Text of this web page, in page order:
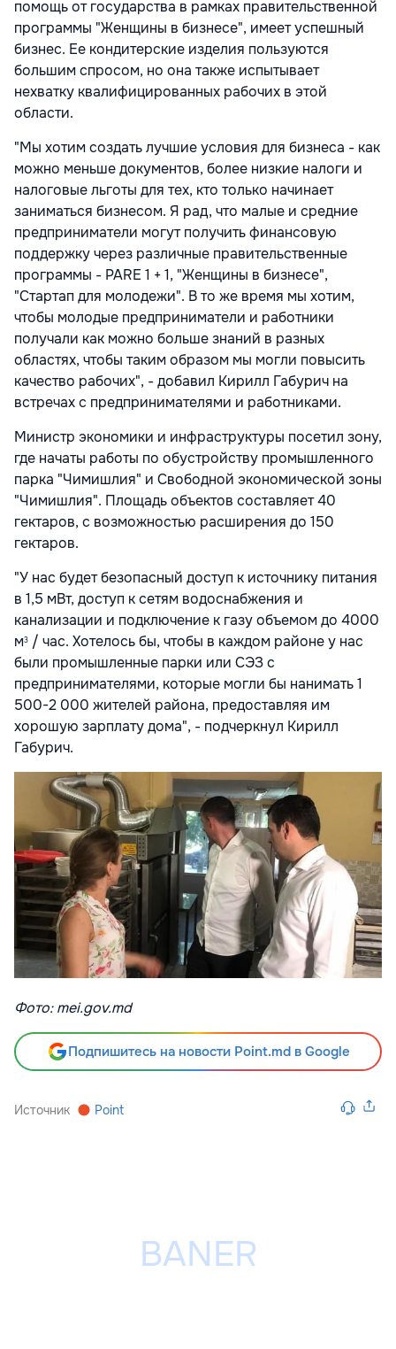
помощь от государства в рамках правительственной
программы "Женщины в бизнесе", имеет успешный
бизнес. Ее кондитерские изделия пользуются
большим спросом, но она также испытывает
нехватку квалифицированных рабочих в этой
области.
"Мы хотим создать лучшие условия для бизнеса - как
можно меньше документов, более низкие налоги и
налоговые льготы для тех, кто только начинает
заниматься бизнесом. Я рад, что малые и средние
предприниматели могут получить финансовую
поддержку через различные правительственные
программы - PARE 1 + 1, "Женщины в бизнесе",
"Стартап для молодежи". В то же время мы хотим,
чтобы молодые предприниматели и работники
получали как можно больше знаний в разных
областях, чтобы таким образом мы могли повысить
качество рабочих", - добавил Кирилл Габурич на
встречах с предпринимателями и работниками.
Министр экономики и инфраструктуры посетил зону,
где начаты работы по обустройству промышленного
парка "Чимишлия" и Свободной экономической зоны
"Чимишлия". Площадь объектов составляет 40
гектаров, с возможностью расширения до 150
гектаров.
"У нас будет безопасный доступ к источнику питания
в 1,5 мВт, доступ к сетям водоснабжения и
канализации и подключение к газу объемом до 4000
м3 / час. Хотелось бы, чтобы в каждом районе у нас
были промышленные парки или СЭЗ с
предпринимателями, которые могли бы нанимать 1
500-2 000 жителей района, предоставляя им
хорошую зарплату дома", - подчеркнул Кирилл
Габурич.
Фото: mei.gov.md
Подпишитесь на новости Point.md в Google
Источник Point